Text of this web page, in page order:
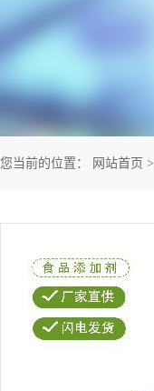
您当前的位置： 网站首页 >